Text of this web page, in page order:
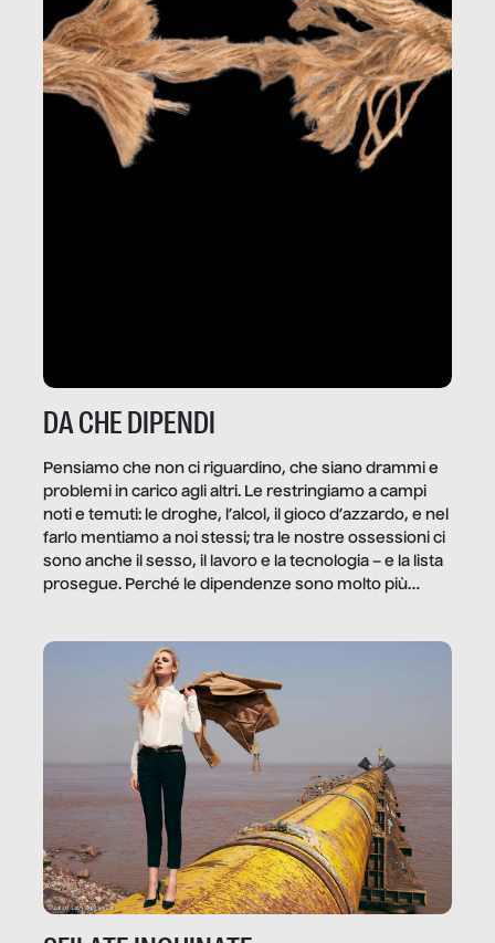
DA CHE DIPENDI
Pensiamo che non ci riguardino, che siano drammi e
problemi in carico agli altri. Le restringiamo a campi
noti e temuti: le droghe, l’alcol, il gioco d’azzardo, e nel
farlo mentiamo a noi stessi; tra le nostre ossessioni ci
sono anche il sesso, il lavoro e la tecnologia – e la lista
prosegue. Perché le dipendenze sono molto più
trae un guadagno. In questo reportage vediamo
quale e come.